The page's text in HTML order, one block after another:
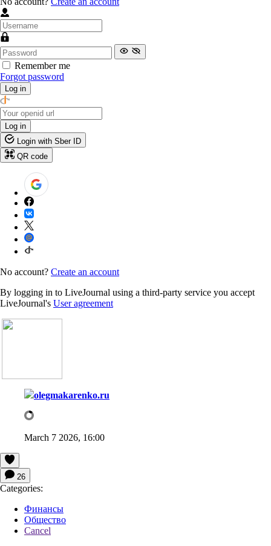
Remember me
Forgot password
Log in
Log in
Login with Sber ID
QR code
No account? Create an account
By logging in to LiveJournal using a third-party service you accept
LiveJournal's User agreement
olegmakarenko.ru
March 7 2026, 16:00
26
Categories:
Финансы
Общество
Cancel